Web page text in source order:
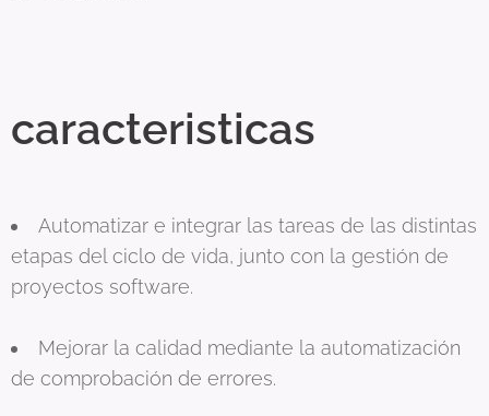
caracteristicas
Automatizar e integrar las tareas de las distintas
etapas del ciclo de vida, junto con la gestión de
proyectos software.
Mejorar la calidad mediante la automatización
de comprobación de errores.